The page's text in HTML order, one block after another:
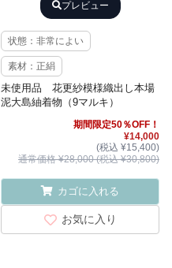
プレビュー
状態：非常によい
素材：正絹
未使用品 花更紗模様織出し本場
泥大島紬着物（9マルキ）
期間限定50％OFF！
¥14,000
(税込 ¥15,400)
通常価格 ¥28,000 (税込 ¥30,800)
カゴに入れる
お気に入り